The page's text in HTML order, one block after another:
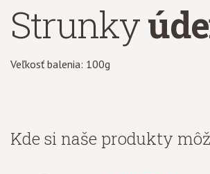
Strunky
Veľkosť balenia: 100g
Kde si naše produkty